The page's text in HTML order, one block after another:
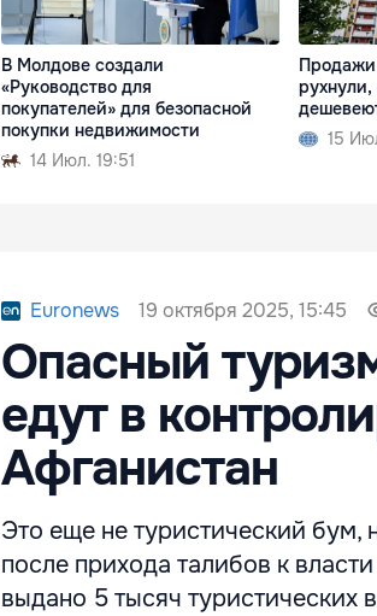
В Молдове создали
«Руководство для
покупателей» для безопасной
покупки недвижимости
14 Июл. 19:51
15
Euronews 19 октября 2025, 15:45
Опасный
едут в
Афганистан
Это еще не туристический бум,
после прихода талибов к
выдано 5 тысяч туристических